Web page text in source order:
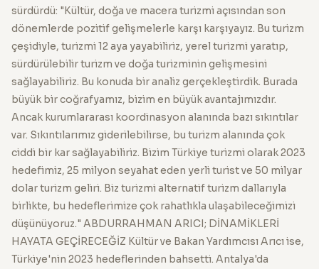
sürdürdü: "Kültür, doğa ve macera turizmi açısından son
dönemlerde pozitif gelişmelerle karşı karşıyayız. Bu turizm
çeşidiyle, turizmi 12 aya yayabiliriz, yerel turizmi yaratıp,
sürdürülebilir turizm ve doğa turizminin gelişmesini
sağlayabiliriz. Bu konuda bir analiz gerçekleştirdik. Burada
büyük bir coğrafyamız, bizim en büyük avantajımızdır.
Ancak kurumlararası koordinasyon alanında bazı sıkıntılar
var. Sıkıntılarımız giderilebilirse, bu turizm alanında çok
ciddi bir kar sağlayabiliriz. Bizim Türkiye turizmi olarak 2023
hedefimiz, 25 milyon seyahat eden yerli turist ve 50 milyar
dolar turizm geliri. Biz turizmi alternatif turizm dallarıyla
birlikte, bu hedeflerimize çok rahatlıkla ulaşabileceğimizi
düşünüyoruz." ABDURRAHMAN ARICI; DİNAMİKLERİ
HAYATA GEÇİRECEĞİZ Kültür ve Bakan Yardımcısı Arıcı ise,
Türkiye'nin 2023 hedeflerinden bahsetti. Antalya'da